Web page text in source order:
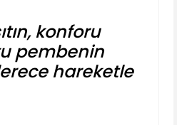
konforu
pembenin
hareketle